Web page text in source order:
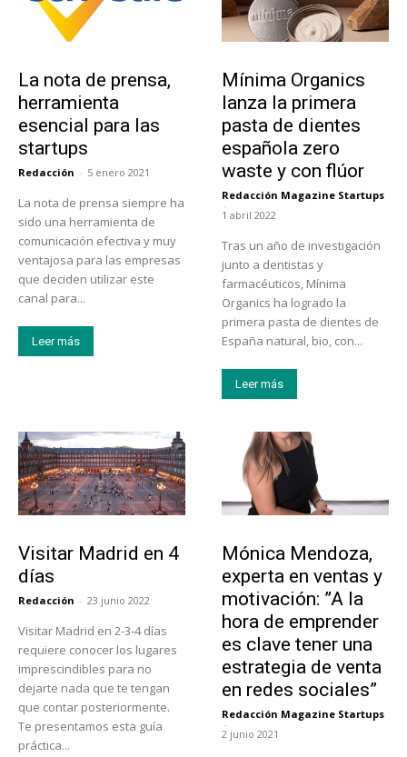
La nota de prensa,
herramienta
esencial para las
startups
Redacción - 5 enero 2021
La nota de prensa siempre ha
sido una herramienta de
comunicación efectiva y muy
ventajosa para las empresas
que deciden utilizar este
canal para...
Leer más
Mínima Organics
lanza la primera
pasta de dientes
española zero
waste y con flúor
Redacción Magazine Startups
-
1 abril 2022
Tras un año de investigación
junto a dentistas y
farmacéuticos, Mínima
Organics ha logrado la
primera pasta de dientes de
España natural, bio, con...
Leer más
Visitar Madrid en 4
días
Redacción - 23 junio 2022
Visitar Madrid en 2-3-4 días
requiere conocer los lugares
imprescindibles para no
dejarte nada que te tengan
que contar posteriormente.
Te presentamos esta guía
práctica...
Mónica Mendoza,
experta en ventas y
motivación: ”A la
hora de emprender
es clave tener una
estrategia de venta
en redes sociales”
Redacción Magazine Startups
-
2 junio 2021